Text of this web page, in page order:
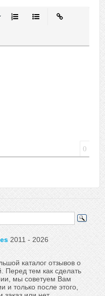
Маркированный
Вставить
текста
спойлера
0
2011 - 2026
каталог отзывов о
Перед тем как сделать
мы советуем Вам
и только после этого,